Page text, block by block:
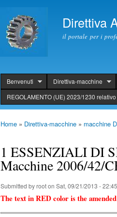
Direttiva
il portale per i
header
Benvenuti Direttiva-macchine
REGOLAMENTO (UE) 2023/1230
Home » Direttiva-macchine » macchine
1 ESSENZIALI DI
Macchine 2006/42/
Submitted byrooton Sat, 09/21/2013 - 22:45
The text in RED color is the